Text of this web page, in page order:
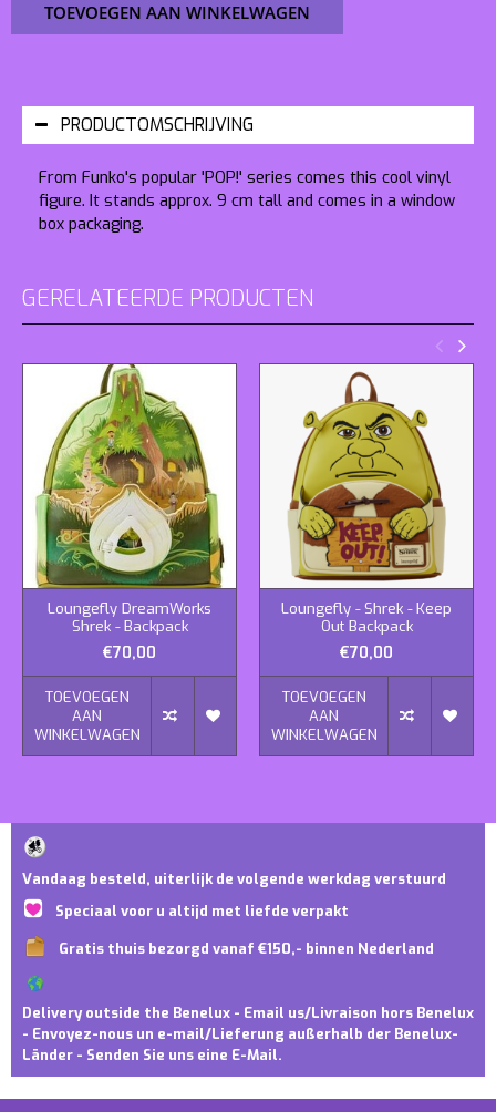
TOEVOEGEN AAN WINKELWAGEN
PRODUCTOMSCHRIJVING
From Funko's popular 'POP!' series comes this cool vinyl
figure. It stands approx. 9 cm tall and comes in a window
box packaging.
GERELATEERDE PRODUCTEN
Loungefly DreamWorks
Shrek - Backpack
€70,00
TOEVOEGEN
AAN
WINKELWAGEN
Loungefly - Shrek - Keep
Out Backpack
€70,00
TOEVOEGEN
AAN
WINKELWAGEN
Vandaag besteld, uiterlijk de volgende werkdag verstuurd
Speciaal voor u altijd met liefde verpakt
Gratis thuis bezorgd vanaf €150,- binnen Nederland
Delivery outside the Benelux - Email us/Livraison hors Benelux
- Envoyez-nous un e-mail/Lieferung außerhalb der Benelux-
Länder - Senden Sie uns eine E-Mail.